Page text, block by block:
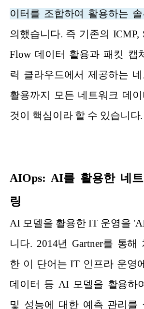
이터를 조합하여 활용하는 솔
의했습니다. 즉 기존의 ICMP,
Flow 데이터 활용과 패킷 캡
릭 클라우드에서 제공하는
활용까지 모든 네트워크 데
것이 핵심이라 할 수 있습니다.
AIOps: AI를 활용한 네
링
AI 모델을 활용한 IT 운영을
니다. 2014년 Gartner를 통해
한 이 단어는 IT 인프라 운영
데이터 등 AI 모델을 활용하
및 성능에 대한 예측 관리를